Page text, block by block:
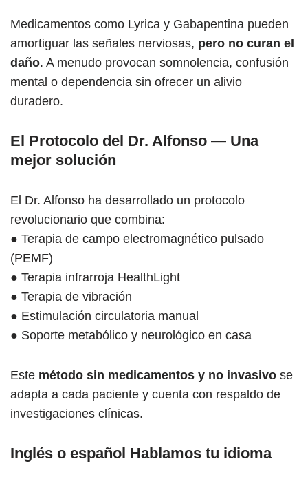
Medicamentos como Lyrica y Gabapentina pueden
amortiguar las señales nerviosas, pero no curan el
daño. A menudo provocan somnolencia, confusión
mental o dependencia sin ofrecer un alivio
duradero.
El Protocolo del Dr. Alfonso — Una
mejor solución
El Dr. Alfonso ha desarrollado un protocolo
revolucionario que combina:
● Terapia de campo electromagnético pulsado
(PEMF)
● Terapia infrarroja HealthLight
● Terapia de vibración
● Estimulación circulatoria manual
● Soporte metabólico y neurológico en casa
Este método sin medicamentos y no invasivo se
adapta a cada paciente y cuenta con respaldo de
investigaciones clínicas.
Inglés o español Hablamos tu idioma